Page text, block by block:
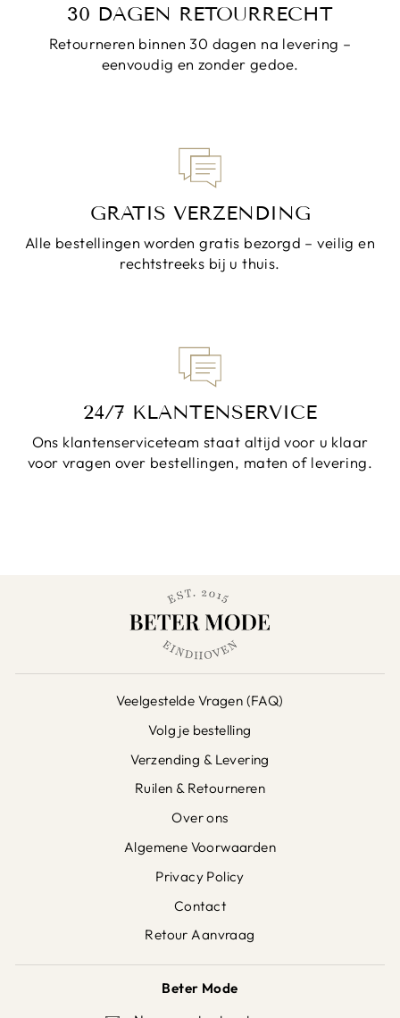
30 DAGEN RETOURRECHT
Retourneren binnen 30 dagen na levering –
eenvoudig en zonder gedoe.
GRATIS VERZENDING
Alle bestellingen worden gratis bezorgd – veilig en
rechtstreeks bij u thuis.
24/7 KLANTENSERVICE
Ons klantenserviceteam staat altijd voor u klaar
voor vragen over bestellingen, maten of levering.
Veelgestelde Vragen (FAQ)
Volg je bestelling
Verzending & Levering
Ruilen & Retourneren
Over ons
Algemene Voorwaarden
Privacy Policy
Contact
Retour Aanvraag
Beter Mode